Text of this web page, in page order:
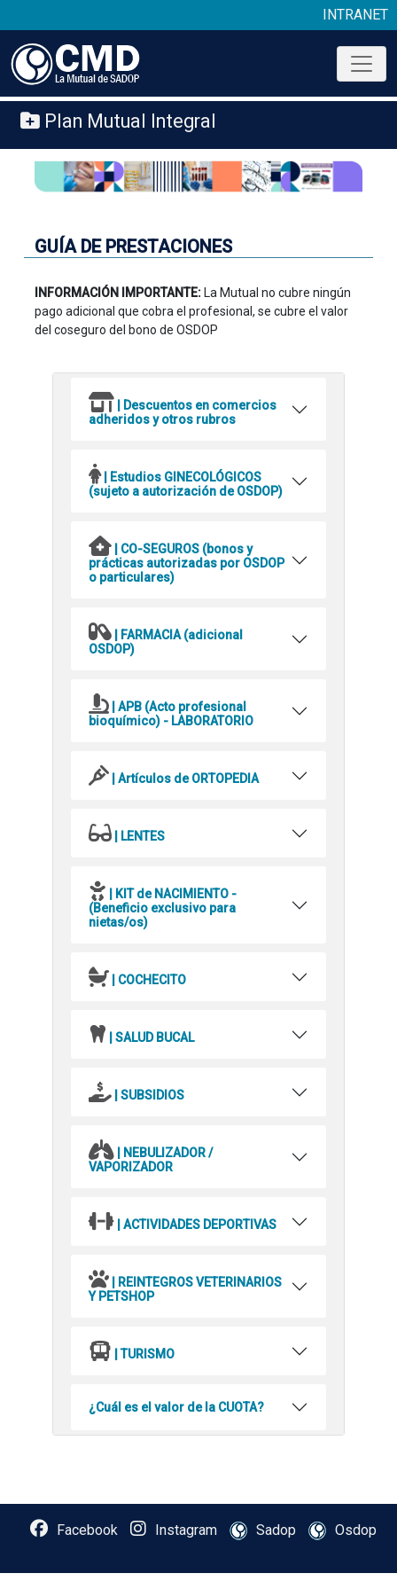
INTRANET
Plan Mutual Integral
GUÍA DE PRESTACIONES
INFORMACIÓN IMPORTANTE:La Mutual no cubre ningún
pago adicional que cobra el profesional, se cubre el valor
del coseguro del bono de OSDOP
adheridos y otros rubros
| Estudios GINECOLÓGICOS
(sujeto a autorización de OSDOP)
| CO-SEGUROS (bonos y
prácticas autorizadas por OSDOP
o particulares)
| FARMACIA (adicional
OSDOP)
| APB (Acto profesional
bioquímico) - LABORATORIO
| Artículos de ORTOPEDIA
| LENTES
| KIT de NACIMIENTO -
(Beneficio exclusivo para
nietas/os)
| COCHECITO
| SALUD BUCAL
| SUBSIDIOS
| NEBULIZADOR /
VAPORIZADOR
| ACTIVIDADES DEPORTIVAS
| REINTEGROS VETERINARIOS
Y PETSHOP
| TURISMO
¿Cuál es el valor de la CUOTA?
Facebook Instagram Sadop Osdop